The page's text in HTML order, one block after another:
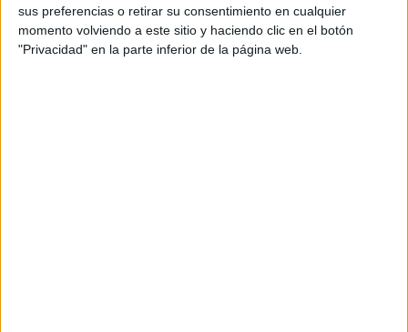
sus preferencias o retirar su consentimiento en cualquier
momento volviendo a este sitio y haciendo clic en el botón
"Privacidad" en la parte inferior de la página web.
Buscar